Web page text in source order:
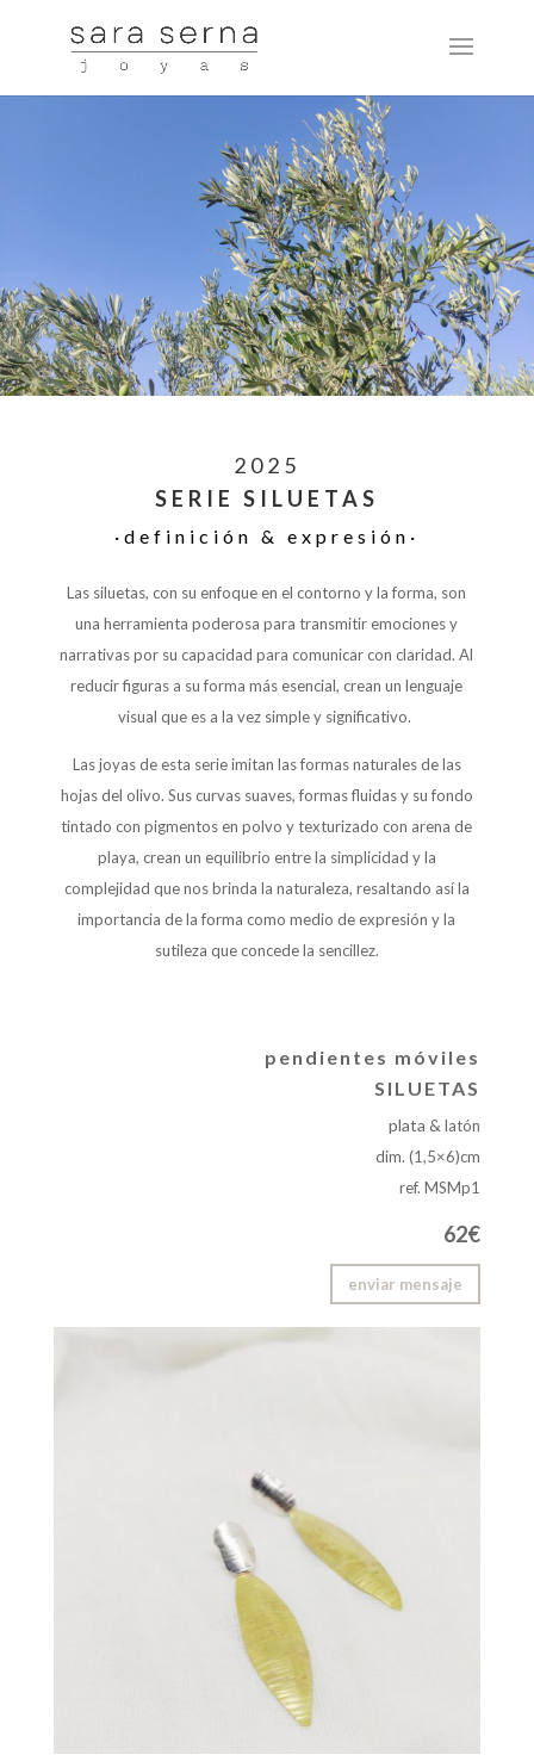
2025
SERIE SILUETAS
·definición & expresión·
Las siluetas, con su enfoque en el contorno y la forma, son
una herramienta poderosa para transmitir emociones y
narrativas por su capacidad para comunicar con claridad.Al
reducir figuras a su forma más esencial, crean un lenguaje
visual que es a la vez simple y significativo.
Las joyas de esta serie imitan las formas naturales de las
hojas del olivo. Sus curvas suaves, formas fluidas y su fondo
tintado con pigmentos en polvo y texturizado con arena de
playa, crean un equilibrio entre la simplicidad y la
complejidad que nos brinda la naturaleza, resaltando así la
importancia de la forma como medio de expresión y la
sutileza que concede la sencillez.
pendientes móviles
SILUETAS
plata &latón
dim. (1,5×6)cm
ref. MSMp1
62€
enviar mensaje